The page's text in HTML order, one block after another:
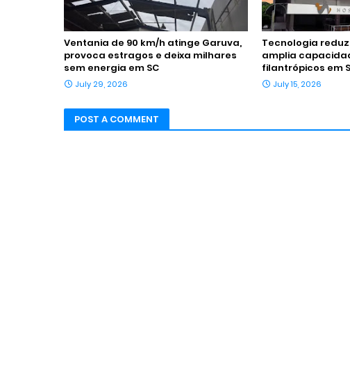
Ventania de 90 km/h atinge Garuva,
provoca estragos e deixa milhares
sem energia em SC
July 29, 2026
Tecnologia
amplia
filantrópicos em
July 15, 2026
POST A COMMENT